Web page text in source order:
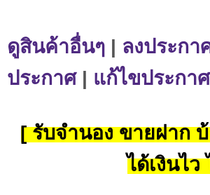
ดูสินค้าอื่นๆ | ลงประกา
ประกาศ| แก้ไขประกาศ
[ รับจำนอง ขายฝาก
ได้เงินไ